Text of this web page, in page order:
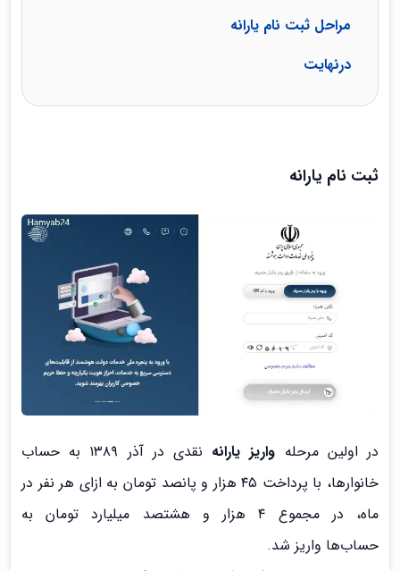
مراحل ثبت نام یارانه
درنهایت
ثبت نام یارانه
در اولین مرحله واریز یارانه
نقدی در آذر ۱۳۸۹ به حساب
خانوارها، با پرداخت ۴۵ هزار و پانصد تومان به ازای هر نفر در
ماه، در مجموع ۴ هزار و هشتصد میلیارد تومان به
حساب‌ها واریز شد.